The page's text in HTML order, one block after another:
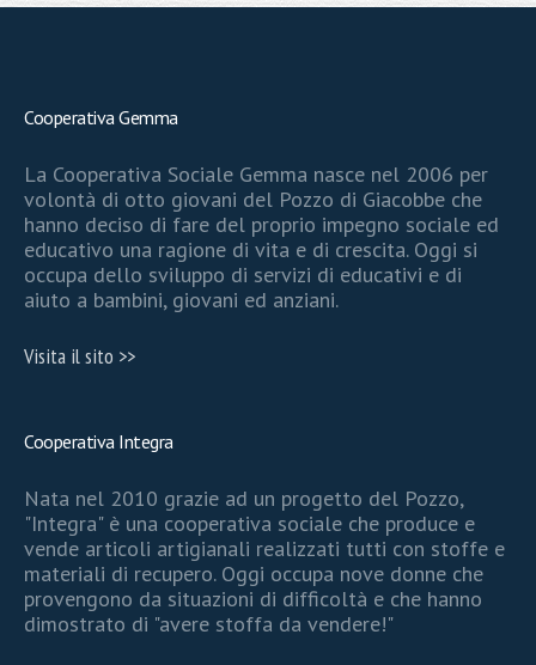
Cooperativa Gemma
La Cooperativa Sociale Gemma nasce nel 2006 per
volontà di otto giovani del Pozzo di Giacobbe che
hanno deciso di fare del proprio impegno sociale ed
educativo una ragione di vita e di crescita. Oggi si
occupa dello sviluppo di servizi di educativi e di
aiuto a bambini, giovani ed anziani.
Visita il sito >>
Cooperativa Integra
Nata nel 2010 grazie ad un progetto del Pozzo,
"Integra" è una cooperativa sociale che produce e
vende articoli artigianali realizzati tutti con stoffe e
materiali di recupero. Oggi occupa nove donne che
provengono da situazioni di difficoltà e che hanno
dimostrato di "avere stoffa da vendere!"